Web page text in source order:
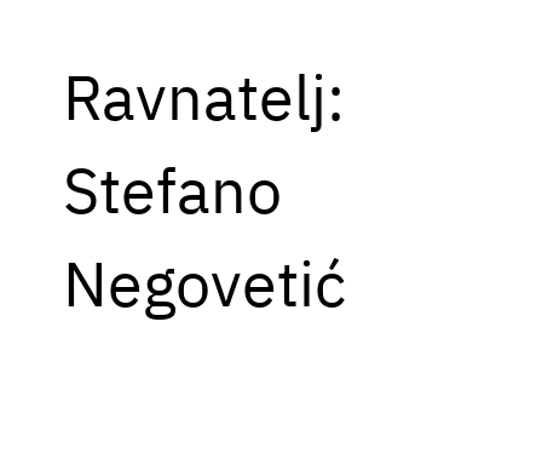
Ravnatelj:
Stefano
Negovetić